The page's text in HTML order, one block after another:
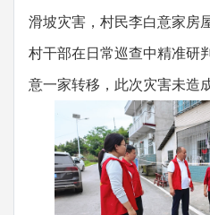
滑坡灾害，村民李白意家房
村干部在日常巡查中精准研
意一家转移，此次灾害未造